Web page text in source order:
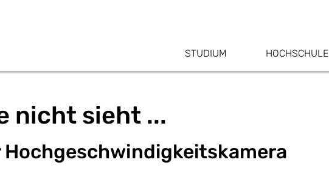
STUDIUM HOCHSCHULE
nicht sieht ...